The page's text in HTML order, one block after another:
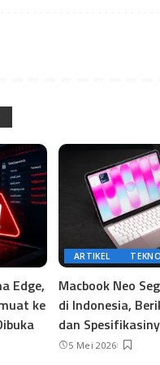
Edge,
ke
ARTIKEL TEKNO
Macbook Neo
di Indonesia,
dan
5 Mei 2026